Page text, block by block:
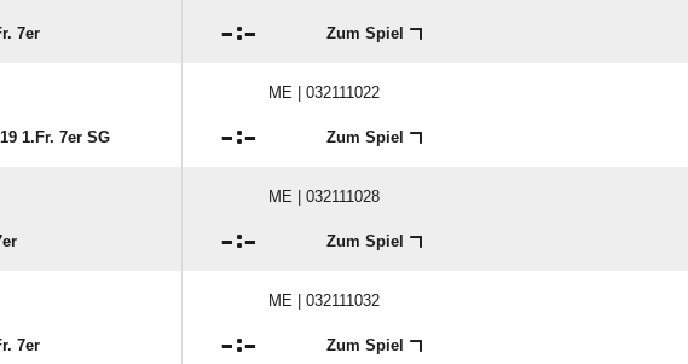
7er : Zum Spiel
ME | 032111022
1.Fr. 7er SG : Zum Spiel
ME | 032111028
: Zum Spiel
ME | 032111032
7er : Zum Spiel